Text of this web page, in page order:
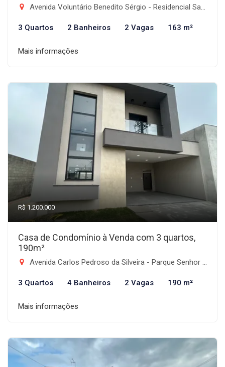
Avenida Voluntário Benedito Sérgio - Residencial Santa Izabel, Taubaté-SP
3 Quartos 2 Banheiros 2 Vagas 163 m²
Mais informações
R$ 1.200.000
Casa de Condomínio à Venda com 3 quartos,
190m²
Avenida Carlos Pedroso da Silveira - Parque Senhor do Bonfim, Taubaté-SP
3 Quartos 4 Banheiros 2 Vagas 190 m²
Mais informações